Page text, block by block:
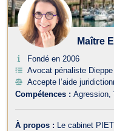
Maître
Fondé en 2006
Avocat pénaliste Dieppe
Accepte l’aide
Compétences : Agression
À propos :
Le cabinet